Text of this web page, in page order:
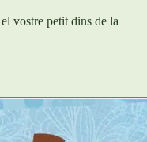
vostre petit dins de la